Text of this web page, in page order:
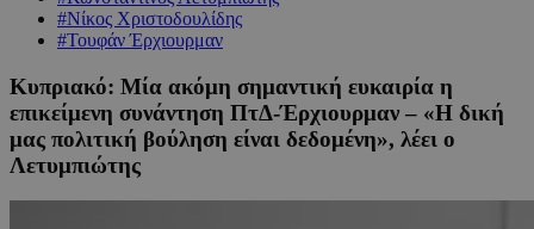
#Νίκος Χριστοδουλίδης
#Τουφάν Έρχιουρμαν
Κυπριακό: Μία ακόμη σημαντική ευκαιρία η
επικείμενη συνάντηση ΠτΔ-Έρχιουρμαν – «Η δική
μας πολιτική βούληση είναι δεδομένη», λέει ο
Λετυμπιώτης